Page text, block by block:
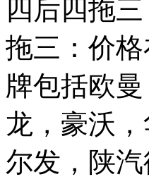
四后四拖
拖三：价
牌包括欧
龙，豪沃
尔发，陕